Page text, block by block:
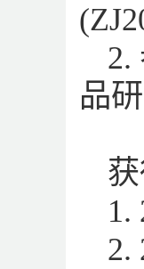
2.
品
1.
2.